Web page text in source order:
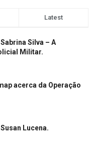
Latest
Silva – A
Militar.
acerca da Operação
Lucena.